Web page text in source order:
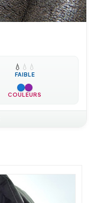
💧 💧 💧
FAIBLE
COULEURS